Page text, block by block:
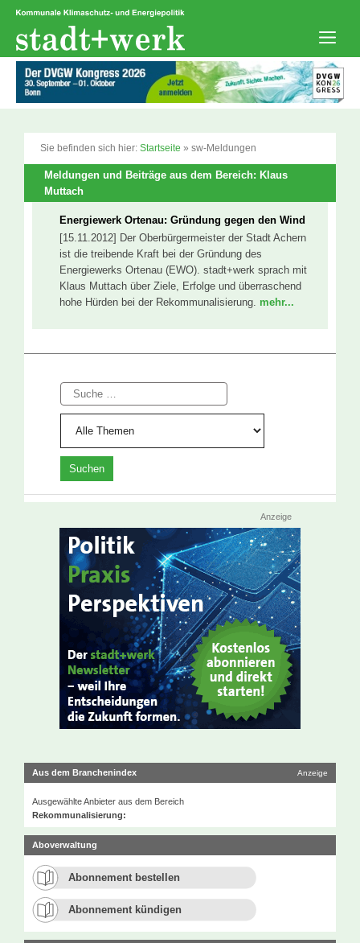
Zum
springen
Sie befinden sich hier: Startseite » sw-Meldungen
Meldungen und Beiträge aus dem Bereich: Klaus
Muttach
Energiewerk Ortenau: Gründung gegen den Wind
[15.11.2012] Der Oberbürgermeister der Stadt Achern
ist die treibende Kraft bei der Gründung des
Energiewerks Ortenau (EWO). stadt+werk sprach mit
Klaus Muttach über Ziele, Erfolge und überraschend
hohe Hürden bei der Rekommunalisierung. mehr...
Suche
Anzeige
Aus dem Branchenindex Anzeige
Ausgewählte Anbieter aus dem Bereich
Rekommunalisierung:
Aboverwaltung
Abonnement bestellen
Abonnement kündigen